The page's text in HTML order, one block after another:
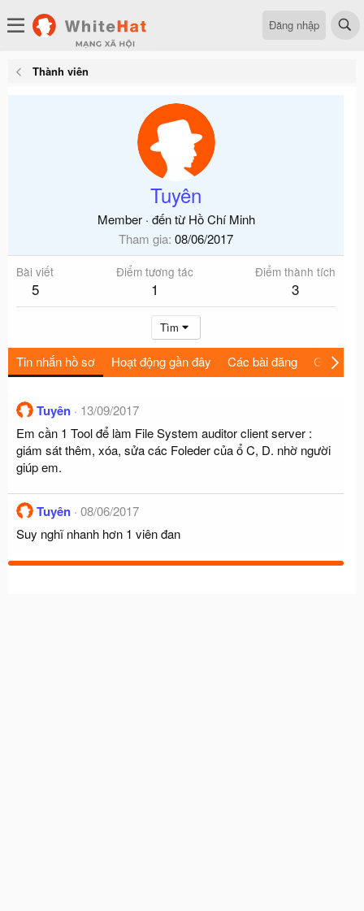
Đăng nhập
Thành viên
Tuyên
Member · đến từ Hồ Chí Minh
Tham gia 08/06/2017
Bài viết
5
Điểm tương tác
1
Điểm thành tích
3
Tìm
Tin nhắn hồ sơ Hoạt động gần đây Các bài đăng Giới thiệu
Tuyên
13/09/2017
Em cần 1 Tool để làm File System auditor client server :
giám sát thêm, xóa, sửa các Foleder của ổ C, D. nhờ người
giúp em.
Tuyên 08/06/2017
Suy nghĩ nhanh hơn 1 viên đan